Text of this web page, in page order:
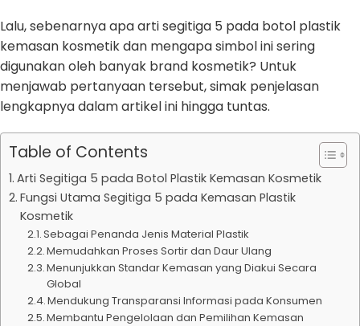
Lalu, sebenarnya apa arti segitiga 5 pada botol plastik
kemasan kosmetik dan mengapa simbol ini sering
digunakan oleh banyak brand kosmetik? Untuk
menjawab pertanyaan tersebut, simak penjelasan
lengkapnya dalam artikel ini hingga tuntas.
Table of Contents
Arti Segitiga 5 pada Botol Plastik Kemasan Kosmetik
Fungsi Utama Segitiga 5 pada Kemasan Plastik
Kosmetik
Sebagai Penanda Jenis Material Plastik
Memudahkan Proses Sortir dan Daur Ulang
Menunjukkan Standar Kemasan yang Diakui Secara
Global
Mendukung Transparansi Informasi pada Konsumen
Membantu Pengelolaan dan Pemilihan Kemasan